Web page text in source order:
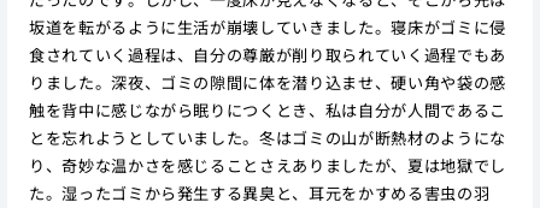
坂道を転がるように生活が崩壊していきました。寝床がゴミに侵
食されていく過程は、自分の尊厳が削り取られていく過程でもあ
りました。深夜、ゴミの隙間に体を潜り込ませ、硬い角や袋の感
触を背中に感じながら眠りにつくとき、私は自分が人間であるこ
とを忘れようとしていました。冬はゴミの山が断熱材のようにな
り、奇妙な温かさを感じることさえありましたが、夏は地獄でし
た。湿ったゴミから発生する異臭と、耳元をかすめる害虫の羽